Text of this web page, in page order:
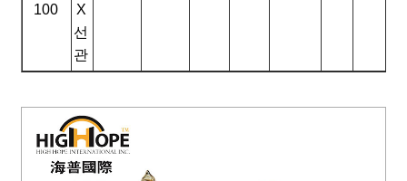
100
X
선
관